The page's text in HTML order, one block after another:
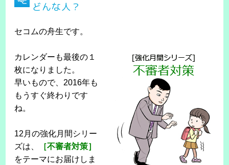
どんな人？
セコムの舟生です。
カレンダーも最後の１
枚になりました。
早いもので、2016年も
もうすぐ終わりです
ね。
12月の強化月間シリー
ズは、
［不審者対策］
をテーマにお届けしま